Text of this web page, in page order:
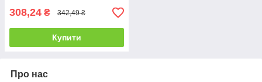
308,24 ₴ 342,49 ₴
Купити
Про нас